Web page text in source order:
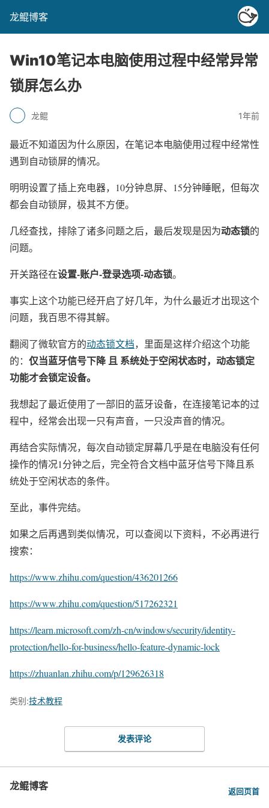
龙鲲博客
Win10笔记本电脑使用过程中经常异常
锁屏怎么办
龙鲲 1年前
最近不知道因为什么原因，在笔记本电脑使用过程中经常性
遇到自动锁屏的情况。
明明设置了插上充电器，10分钟息屏、15分钟睡眠，但每次
都会自动锁屏，极其不方便。
几经查找，排除了诸多问题之后，最后发现是因为动态锁的
问题。
开关路径在设置-账户-登录选项-动态锁。
事实上这个功能已经开启了好几年，为什么最近才出现这个
问题，我百思不得其解。
翻阅了微软官方的动态锁文档，里面是这样介绍这个功能
的： 仅当蓝牙信号下降 且 系统处于空闲状态时，动态锁定
功能才会锁定设备。
我想起了最近使用了一部旧的蓝牙设备，在连接笔记本的过
程中，经常会出现一只有声音，一只没声音的情况。
再结合实际情况，每次自动锁定屏幕几乎是在电脑没有任何
操作的情况1分钟之后，完全符合文档中蓝牙信号下降且系
统处于空闲状态的条件。
至此，事件完结。
如果之后再遇到类似情况，可以查阅以下资料，不必再进行
搜索：
https://www.zhihu.com/question/436201266
https://www.zhihu.com/question/517262321
https://learn.microsoft.com/zh-cn/windows/security/identity-
protection/hello-for-business/hello-feature-dynamic-lock
https://zhuanlan.zhihu.com/p/129626318
类别:技术教程
发表评论
龙鲲博客 返回页首